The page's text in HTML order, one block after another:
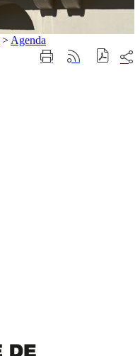
> Agenda
ImprimerGénérer
sur